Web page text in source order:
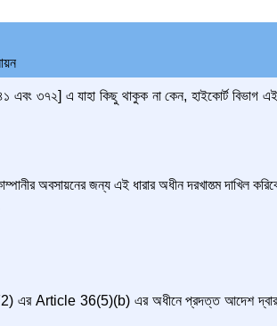
এবং ৩৭২] এ যাহা কিছু থাকুক না কেন, হাইকোর্ট বিভাগ
অবসায়নের জন্য এই ধারার অধীন দরখাস্ত্ম দাখিল
Article 36(5)(b) এর অধীনে প্রদত্ত আদেশ দ্বারা